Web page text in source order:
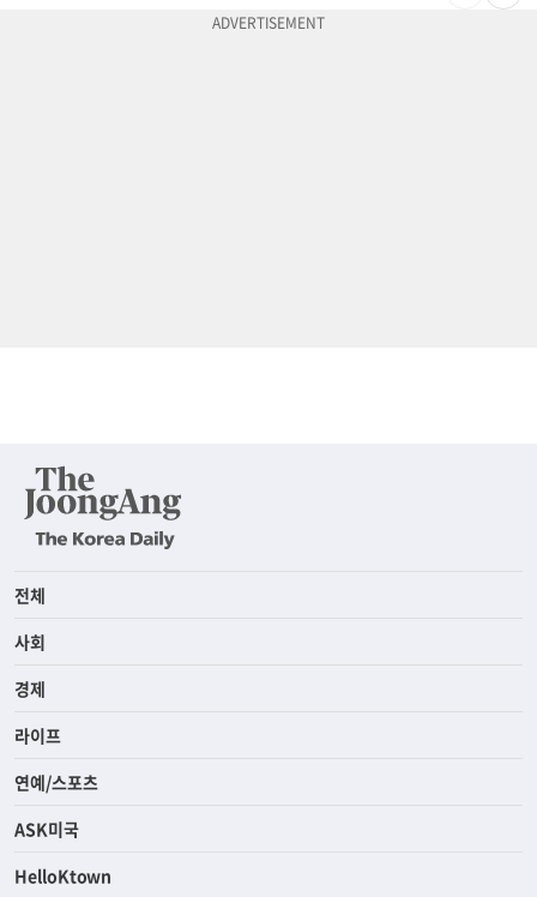
전체
사회
경제
라이프
연예/스포츠
ASK미국
HelloKtown